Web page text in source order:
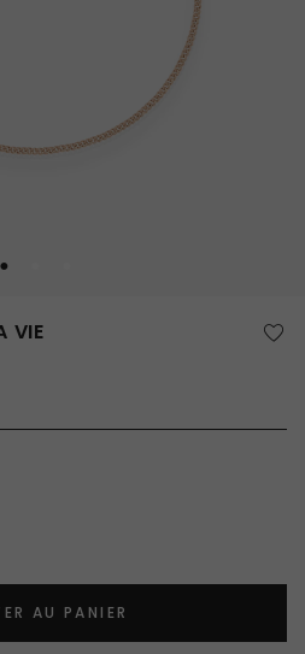
VIE
AU PANIER